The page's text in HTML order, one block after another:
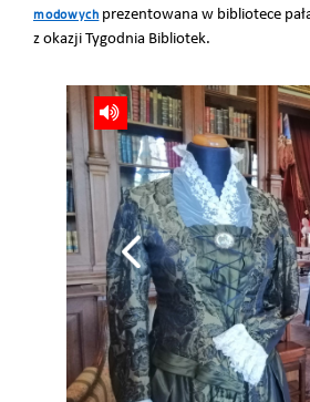
modowych prezentowana w bibliotece
z okazji Tygodnia Bibliotek.